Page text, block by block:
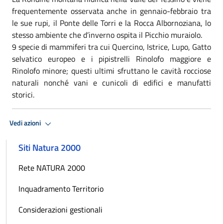
frequentemente osservata anche in gennaio-febbraio tra
le sue rupi, il Ponte delle Torri e la Rocca Albornoziana, lo
stesso ambiente che d’inverno ospita il Picchio muraiolo.
9 specie di mammiferi tra cui Quercino, Istrice, Lupo, Gatto
selvatico europeo e i pipistrelli Rinolofo maggiore e
Rinolofo minore; questi ultimi sfruttano le cavità rocciose
naturali nonché vani e cunicoli di edifici e manufatti
storici.
Vedi azioni
Siti Natura 2000
Rete NATURA 2000
Inquadramento Territorio
Considerazioni gestionali